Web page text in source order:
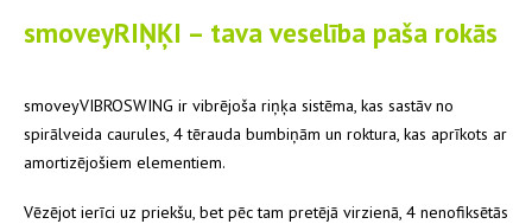
smoveyRIŅĶI – tava veselība paša rokās
smoveyVIBROSWING ir vibrējoša riņķa sistēma, kas sastāv no
spirālveida caurules, 4 tērauda bumbiņām un roktura, kas aprīkots ar
amortizējošiem elementiem.
Vēzējot ierīci uz priekšu, bet pēc tam pretējā virzienā, 4 nenofiksētās